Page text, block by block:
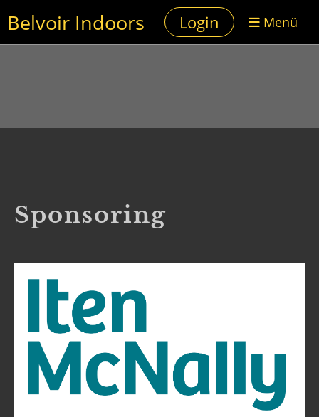
Belvoir Indoors Login Menü
Sponsoring